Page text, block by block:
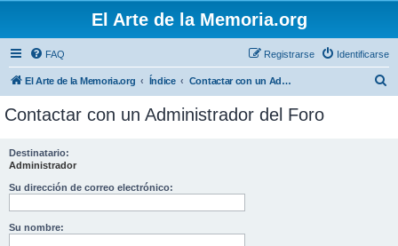
El Arte de la Memoria.org
FAQ Identificarse
Registrarse
El Arte de la Memoria.org Índice Contactar con un Administrador del Foro
Contactar con un Administrador del Foro
Destinatario:
Administrador
Su dirección de correo electrónico:
Su nombre: